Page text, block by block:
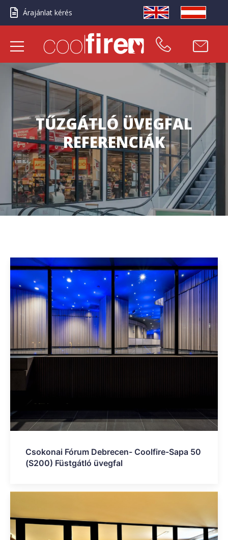
Árajánlat kérés
TŰZGÁTLÓ ÜVEGFAL
REFERENCIÁK
Csokonai Fórum Debrecen- Coolfire-Sapa 50
(S200) Füstgátló üvegfal